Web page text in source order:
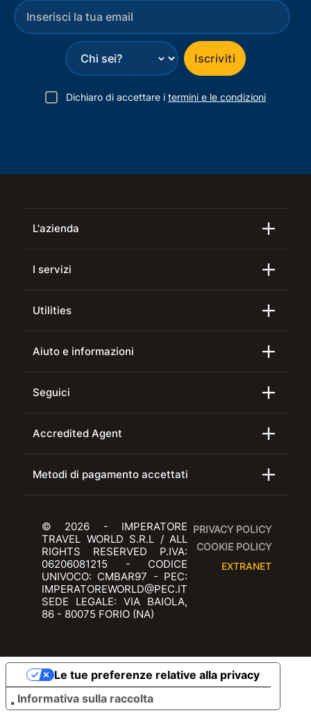
⌄ Iscriviti
Dichiaro di accettare i termini e le condizioni
L'azienda
I servizi
Utilities
Aiuto e informazioni
Seguici
Accredited Agent
Metodi di pagamento accettati
© 2026 - IMPERATORE
TRAVEL WORLD S.R.L / ALL
RIGHTS RESERVED P.IVA:
06206081215 - CODICE
UNIVOCO: CMBAR97 - PEC:
IMPERATOREWORLD@PEC.IT
SEDE LEGALE: VIA BAIOLA,
86 - 80075 FORIO (NA)
PRIVACY POLICY
COOKIE POLICY
EXTRANET
Informativa sulla raccolta
Le tue preferenze relative alla privacy